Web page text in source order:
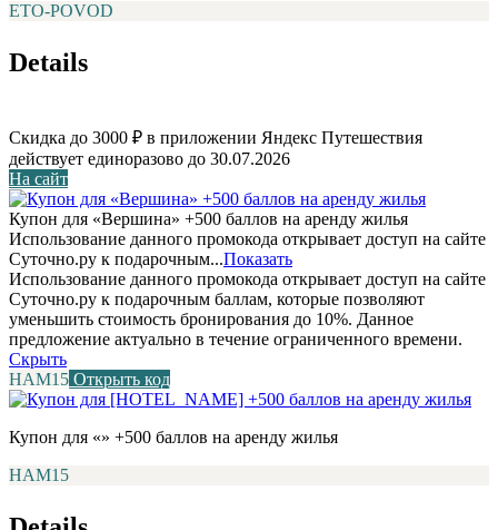
ETO-POVOD
Details
Скидка до 3000 ₽ в приложении Яндекс Путешествия
действует единоразово до 30.07.2026
На сайт
Купон для «Вершина» +500 баллов на аренду жилья
Использование данного промокода открывает доступ на сайте
Суточно.ру к подарочным...Показать
Использование данного промокода открывает доступ на сайте
Суточно.ру к подарочным баллам, которые позволяют
уменьшить стоимость бронирования до 10%. Данное
предложение актуально в течение ограниченного времени.
Скрыть
НАМ15 Открыть код
Купон для «» +500 баллов на аренду жилья
НАМ15